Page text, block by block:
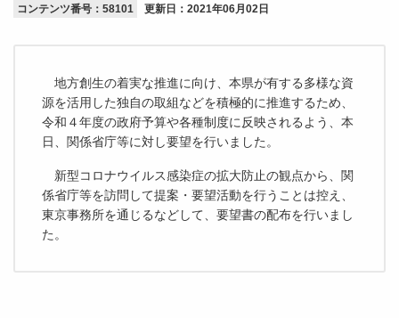
コンテンツ番号：58101 更新日： 2021年06月02日
地方創生の着実な推進に向け、本県が有する多様な資
源を活用した独自の取組などを積極的に推進するため、
令和４年度の政府予算や各種制度に反映されるよう、本
日、関係省庁等に対し要望を行いました。
新型コロナウイルス感染症の拡大防止の観点から、関
係省庁等を訪問して提案・要望活動を行うことは控え、
東京事務所を通じるなどして、要望書の配布を行いまし
た。